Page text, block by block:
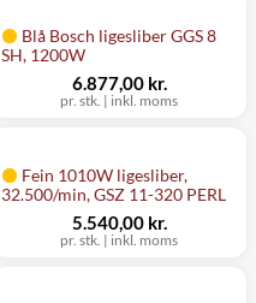
Blå Bosch ligesliber GGS 8
SH, 1200W
pr. stk. | inkl. moms
6.877,00 kr.
Fein 1010W ligesliber,
32.500/min, GSZ 11-320 PERL
pr. stk. | inkl. moms
5.540,00 kr.